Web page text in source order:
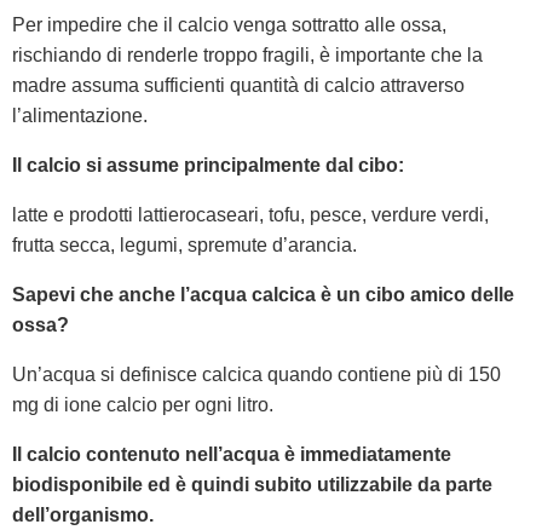
Per impedire che il calcio venga sottratto alle ossa,
rischiando di renderle troppo fragili, è importante che la
madre assuma sufficienti quantità di calcio attraverso
l’alimentazione.
Il calcio si assume principalmente dal cibo:
latte e prodotti lattierocaseari, tofu, pesce, verdure verdi,
frutta secca, legumi, spremute d’arancia.
Sapevi che anche l’acqua calcica è un cibo amico delle
ossa?
Un’acqua si definisce calcica quando contiene più di 150
mg di ione calcio per ogni litro.
Il calcio contenuto nell’acqua è immediatamente
biodisponibile ed è quindi subito utilizzabile da parte
dell’organismo.